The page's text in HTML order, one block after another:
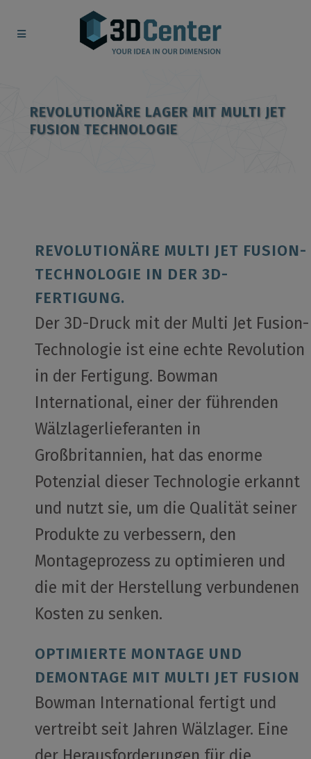
REVOLUTIONÄRE LAGER MIT MULTI JET
FUSION TECHNOLOGIE
REVOLUTIONÄRE MULTI JET FUSION-
TECHNOLOGIE IN DER 3D-
FERTIGUNG.
Der 3D-Druck mit der Multi Jet Fusion-
Technologie ist eine echte Revolution
in der Fertigung. Bowman
International, einer der führenden
Wälzlagerlieferanten in
Großbritannien, hat das enorme
Potenzial dieser Technologie erkannt
und nutzt sie, um die Qualität seiner
Produkte zu verbessern, den
Montageprozess zu optimieren und
die mit der Herstellung verbundenen
Kosten zu senken.
OPTIMIERTE MONTAGE UND
DEMONTAGE MIT MULTI JET FUSION
Bowman International fertigt und
vertreibt seit Jahren Wälzlager. Eine